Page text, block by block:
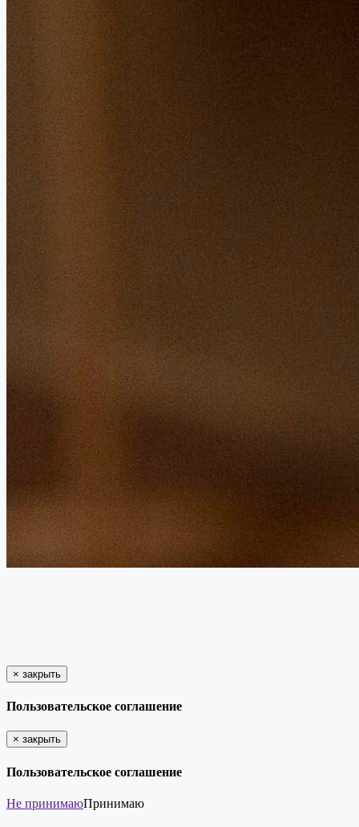
× закрыть
Пользовательское соглашение
× закрыть
Пользовательское соглашение
Не принимаюПринимаю